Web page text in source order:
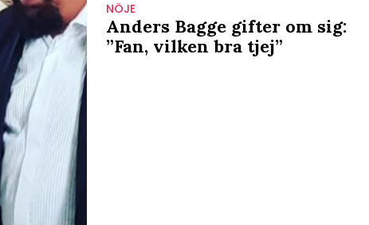
NÖJE
Anders Bagge gifter om sig:
”Fan, vilken bra tjej”